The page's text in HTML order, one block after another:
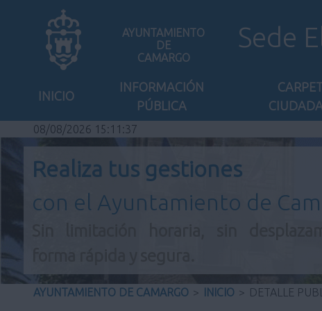
AYUNTAMIENTO
DE
CAMARGO
Sede
INICIO
INFORMACIÓN
PÚBLICA
08/08/2026 15:11:37
Realiza tus gestiones
con el Ayuntamiento de
AYUNTAMIENTO DE CAMARGO > INICIO > DETALLE